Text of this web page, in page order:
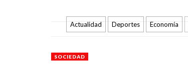
Actualidad Deportes Economía
SOCIEDAD